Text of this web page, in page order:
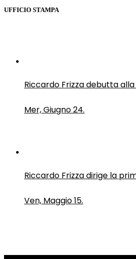
UFFICIO STAMPA
Riccardo Frizza debutta
Mer, Giugno 24.
Riccardo Frizza dirige la
Ven, Maggio 15.